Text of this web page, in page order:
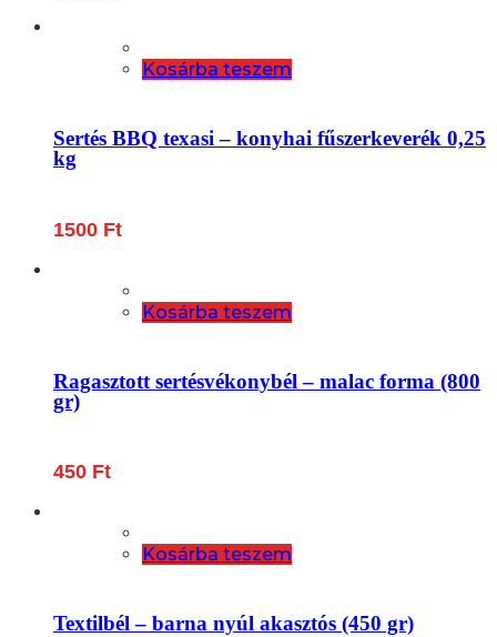
Kosárba teszem
Sertés BBQ texasi – konyhai fűszerkeverék 0,25
kg
1500 Ft
Kosárba teszem
Ragasztott sertésvékonybél – malac forma (800
gr)
450 Ft
Kosárba teszem
Textilbél – barna nyúl akasztós (450 gr)